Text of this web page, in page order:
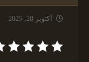
أكتوبر 28, 2025